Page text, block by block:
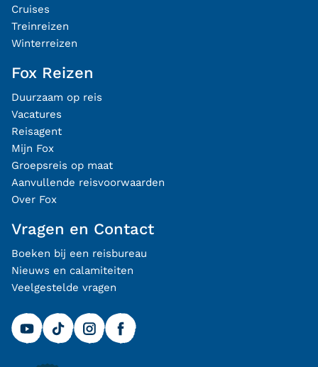
Cruises
Treinreizen
Winterreizen
Fox Reizen
Duurzaam op reis
Vacatures
Reisagent
Mijn Fox
Groepsreis op maat
Aanvullende reisvoorwaarden
Over Fox
Vragen en Contact
Boeken bij een reisbureau
Nieuws en calamiteiten
Veelgestelde vragen